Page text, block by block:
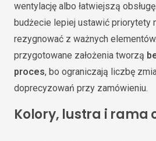
wentylację albo łatwiejszą
budżecie lepiej ustawić priorytety
rezygnować z ważnych
przygotowane założenia tworzą
proces, bo ograniczają liczbę
doprecyzowań przy zamówieniu.
Kolory, lustra i rama